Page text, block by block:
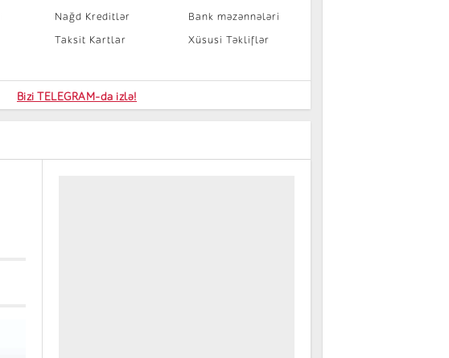
Nağd Kreditlər
Taksit Kartlar
Kart sifarişi
Bank məzənnələri
Xüsusi Təkliflər
Bizi TELEGRAM-da izlə!